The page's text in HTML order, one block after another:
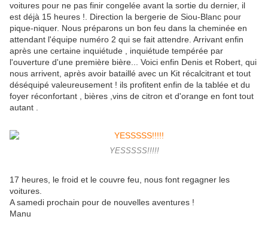
voitures pour ne pas finir congelée avant la sortie du dernier, il
est déjà 15 heures !. Direction la bergerie de Siou-Blanc pour
pique-niquer. Nous préparons un bon feu dans la cheminée en
attendant l'équipe numéro 2 qui se fait attendre. Arrivant enfin
après une certaine inquiétude , inquiétude tempérée par
l'ouverture d'une première bière... Voici enfin Denis et Robert, qui
nous arrivent, après avoir bataillé avec un Kit récalcitrant et tout
déséquipé valeureusement ! ils profitent enfin de la tablée et du
foyer réconfortant , bières ,vins de citron et d'orange en font tout
autant .
YESSSSS!!!!!
17 heures, le froid et le couvre feu, nous font regagner les
voitures.
A samedi prochain pour de nouvelles aventures !
Manu